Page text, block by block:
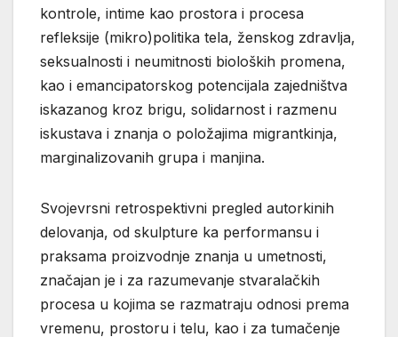
kontrole, intime kao prostora i procesa
refleksije (mikro)politika tela, ženskog zdravlja,
seksualnosti i neumitnosti bioloških promena,
kao i emancipatorskog potencijala zajedništva
iskazanog kroz brigu, solidarnost i razmenu
iskustava i znanja o položajima migrantkinja,
marginalizovanih grupa i manjina.
Svojevrsni retrospektivni pregled autorkinih
delovanja, od skulpture ka performansu i
praksama proizvodnje znanja u umetnosti,
značajan je i za razumevanje stvaralačkih
procesa u kojima se razmatraju odnosi prema
vremenu, prostoru i telu, kao i za tumačenje